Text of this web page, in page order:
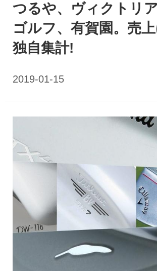
つるや、ヴィクトリ
ゴルフ、有賀園。売
独自集計!